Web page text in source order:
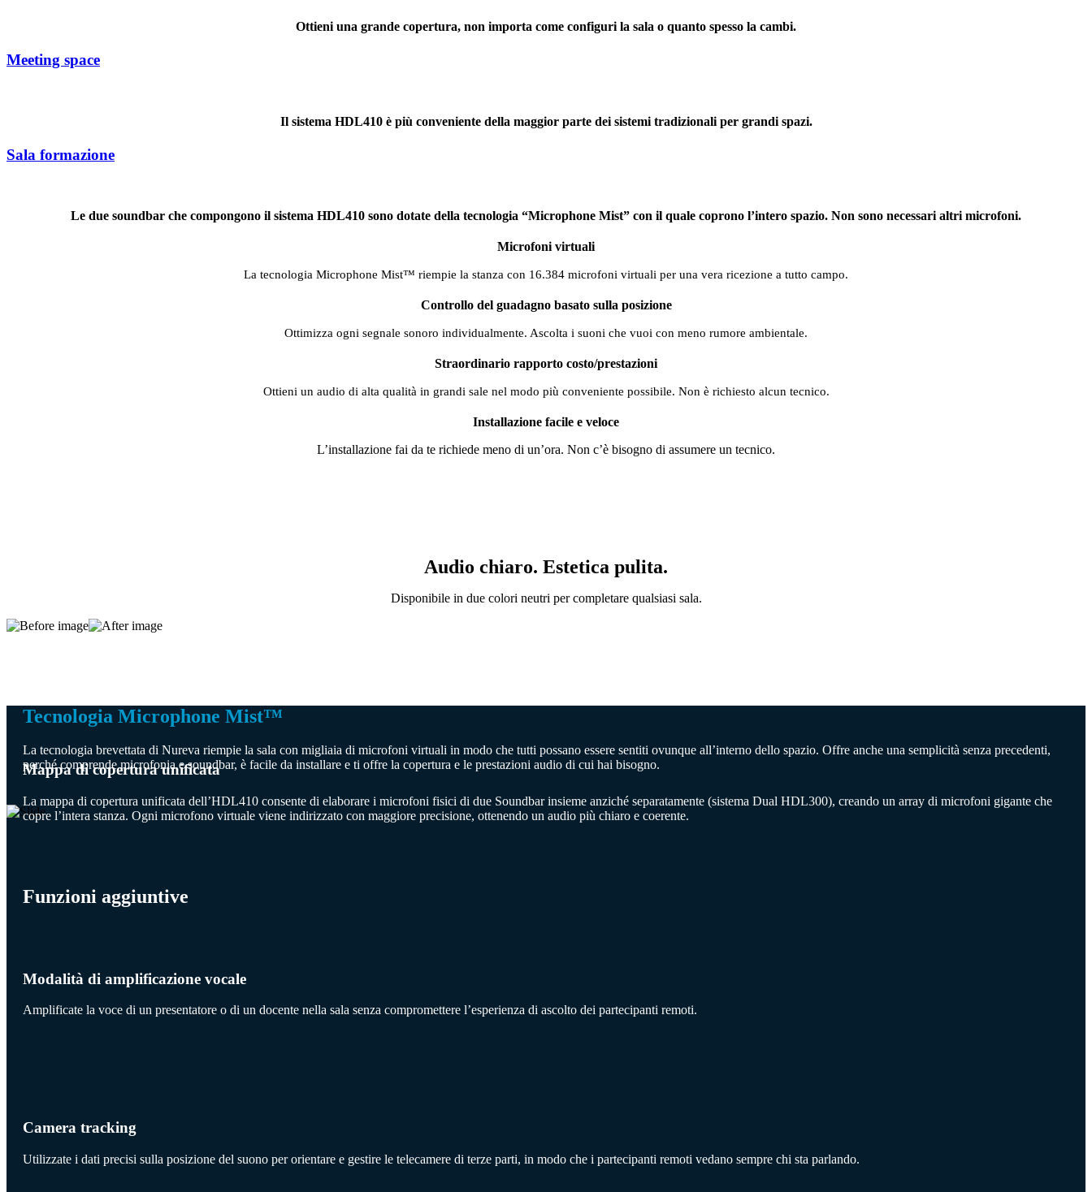
Ottieni una grande copertura, non importa come configuri la sala o quanto spesso la cambi.
Meeting space
Il sistema HDL410 è più conveniente della maggior parte dei sistemi tradizionali per grandi spazi.
Sala formazione
Le due soundbar che compongono il sistema HDL410 sono dotate della tecnologia “Microphone Mist” con il quale coprono l’intero spazio. Non sono necessari altri microfoni.
Microfoni virtuali
La tecnologia Microphone Mist™ riempie la stanza con 16.384 microfoni virtuali per una vera ricezione a tutto campo.
Controllo del guadagno basato sulla posizione
Ottimizza ogni segnale sonoro individualmente. Ascolta i suoni che vuoi con meno rumore ambientale.
Straordinario rapporto costo/prestazioni
Ottieni un audio di alta qualità in grandi sale nel modo più conveniente possibile. Non è richiesto alcun tecnico.
Installazione facile e veloce
L’installazione fai da te richiede meno di un’ora. Non c’è bisogno di assumere un tecnico.
Audio chiaro. Estetica pulita.
Disponibile in due colori neutri per completare qualsiasi sala.
Tecnologia Microphone Mist™
La tecnologia brevettata di Nureva riempie la sala con migliaia di microfoni virtuali in modo che tutti possano essere sentiti ovunque all’interno dello spazio. Offre anche una semplicità senza precedenti,
perché comprende microfonia e soundbar, è facile da installare e ti offre la copertura e le prestazioni audio di cui hai bisogno.
Mappa di copertura unificata
La mappa di copertura unificata dell’HDL410 consente di elaborare i microfoni fisici di due Soundbar insieme anziché separatamente (sistema Dual HDL300), creando un array di microfoni gigante che
copre l’intera stanza. Ogni microfono virtuale viene indirizzato con maggiore precisione, ottenendo un audio più chiaro e coerente.
Funzioni aggiuntive
Modalità di amplificazione vocale
Amplificate la voce di un presentatore o di un docente nella sala senza compromettere l’esperienza di ascolto dei partecipanti remoti.
Camera tracking
Utilizzate i dati precisi sulla posizione del suono per orientare e gestire le telecamere di terze parti, in modo che i partecipanti remoti vedano sempre chi sta parlando.